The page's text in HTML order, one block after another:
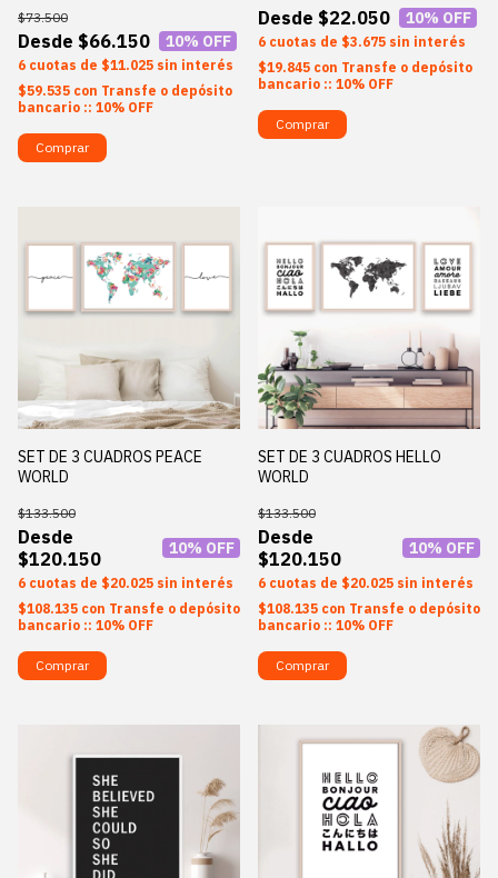
$66.150
$73.500
10% OFF
6 $11.025 sin interés
$59.535 con Transfe o depósito
bancario :: 10% OFF
Comprar
$22.050 10% OFF
6 $3.675 sin interés
$19.845 con Transfe o depósito
bancario :: 10% OFF
Comprar
SET DE 3 CUADROS PEACE
WORLD
$120.150
$133.500
10% OFF
6 $20.025 sin interés
$108.135 con Transfe o depósito
bancario :: 10% OFF
Comprar
SET DE 3 CUADROS HELLO
WORLD
$120.150
$133.500
10% OFF
6 $20.025 sin interés
$108.135 con Transfe o depósito
bancario :: 10% OFF
Comprar